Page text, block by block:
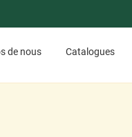
de nous Catalogues